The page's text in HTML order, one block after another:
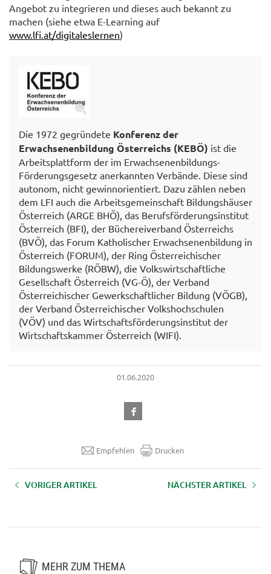
Angebot zu integrieren und dieses auch bekannt zu
machen (siehe etwa E-Learning auf
www.lfi.at/digitaleslernen)
Die 1972 gegründete Konferenz der
Erwachsenenbildung Österreichs (KEBÖ) ist die
Arbeitsplattform der im Erwachsenenbildungs-
Förderungsgesetz anerkannten Verbände. Diese sind
autonom, nicht gewinnorientiert. Dazu zählen neben
dem LFI auch die Arbeitsgemeinschaft Bildungshäuser
Österreich (ARGE BHÖ), das Berufsförderungsinstitut
Österreich (BFI), der Büchereiverband Österreichs
(BVÖ), das Forum Katholischer Erwachsenenbildung in
Österreich (FORUM), der Ring Österreichischer
Bildungswerke (RÖBW), die Volkswirtschaftliche
Gesellschaft Österreich (VG-Ö), der Verband
Österreichischer Gewerkschaftlicher Bildung (VÖGB),
der Verband Österreichischer Volkshochschulen
(VÖV) und das Wirtschaftsförderungsinstitut der
Wirtschaftskammer Österreich (WIFI).
01.06.2020
Empfehlen Drucken
VORIGER ARTIKEL NÄCHSTER ARTIKEL
MEHR ZUM THEMA